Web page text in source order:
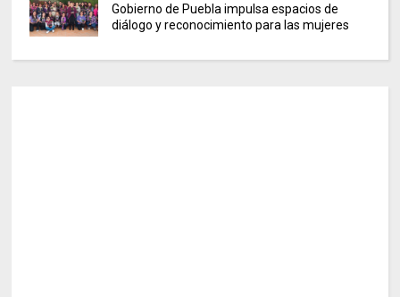
Gobierno de Puebla impulsa espacios de
diálogo y reconocimiento para las mujeres